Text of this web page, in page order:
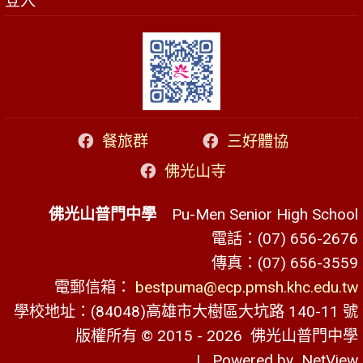
餐旅群
三好體協
佛光山寺
佛光山普門中學 Pu-Men Senior High School
電話：(07) 656-2676
傳真：(07) 656-3559
電郵信箱： bestpuma@ecp.pmsh.khc.edu.tw
學校地址：(84048)高雄市大樹區大坑路 140-11 號
版權所有 © 2015 - 2026 佛光山普門中學